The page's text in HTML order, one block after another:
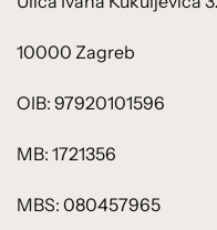
10000 Zagreb
OIB: 97920101596
MB: 1721356
MBS: 080457965